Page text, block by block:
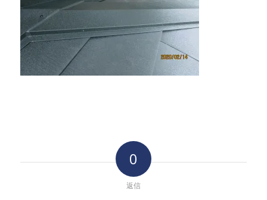
0
返信